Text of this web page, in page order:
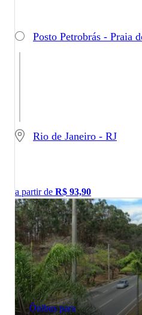
Posto Petrobrás - Praia
Rio de Janeiro - RJ
a partir de R$ 93,90
Ônibus para